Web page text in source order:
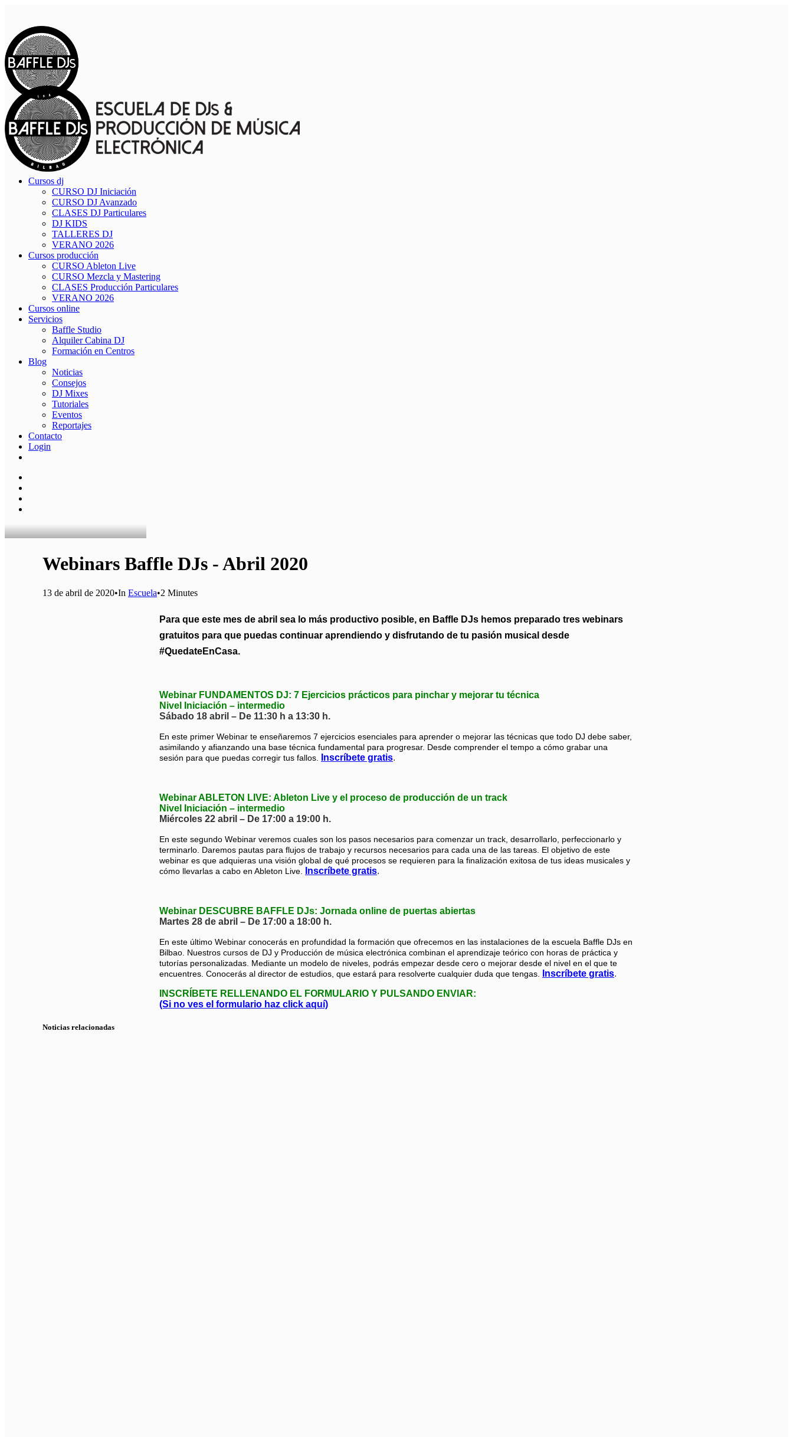
Cursos dj
CURSO DJ Iniciación
CURSO DJ Avanzado
CLASES DJ Particulares
DJ KIDS
TALLERES DJ
VERANO 2026
Cursos producción
CURSO Ableton Live
CURSO Mezcla y Mastering
CLASES Producción Particulares
VERANO 2026
Cursos online
Servicios
Baffle Studio
Alquiler Cabina DJ
Formación en Centros
Blog
Noticias
Consejos
DJ Mixes
Tutoriales
Eventos
Reportajes
Contacto
Login
Webinars Baffle DJs - Abril 2020
13 de abril de 2020•In Escuela•2 Minutes
Para que este mes de abril sea lo más productivo posible, en Baffle DJs hemos preparado tres webinars
gratuitos para que puedas continuar aprendiendo y disfrutando de tu pasión musical desde
#QuedateEnCasa.
Webinar FUNDAMENTOS DJ: 7 Ejercicios prácticos para pinchar y mejorar tu técnica
Nivel Iniciación – intermedio
Sábado 18 abril – De 11:30 h a 13:30 h.
En este primer Webinar te enseñaremos 7 ejercicios esenciales para aprender o mejorar las técnicas que todo DJ debe saber,
asimilando y afianzando una base técnica fundamental para progresar. Desde comprender el tempo a cómo grabar una
sesión para que puedas corregir tus fallos.
Inscríbete gratis.
Webinar ABLETON LIVE: Ableton Live y el proceso de producción de un track
Nivel Iniciación – intermedio
Miércoles 22 abril – De 17:00 a 19:00 h.
En este segundo Webinar veremos cuales son los pasos necesarios para comenzar un track, desarrollarlo, perfeccionarlo y
terminarlo. Daremos pautas para flujos de trabajo y recursos necesarios para cada una de las tareas. El objetivo de este
webinar es que adquieras una visión global de qué procesos se requieren para la finalización exitosa de tus ideas musicales y
cómo llevarlas a cabo en Ableton Live.
Inscríbete gratis.
Webinar DESCUBRE BAFFLE DJs: Jornada online de puertas abiertas
Martes 28 de abril – De 17:00 a 18:00 h.
En este último Webinar conocerás en profundidad la formación que ofrecemos en las instalaciones de la escuela Baffle DJs en
Bilbao. Nuestros cursos de DJ y Producción de música electrónica combinan el aprendizaje teórico con horas de práctica y
tutorías personalizadas. Mediante un modelo de niveles, podrás empezar desde cero o mejorar desde el nivel en el que te
encuentres. Conocerás al director de estudios, que estará para resolverte cualquier duda que tengas.
Inscríbete gratis.
INSCRÍBETE RELLENANDO EL FORMULARIO Y PULSANDO ENVIAR:
(Si no ves el formulario haz click aquí)
Noticias relacionadas